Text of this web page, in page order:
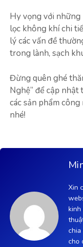
Hy vọng với những
lọc không khí chi
lý các vấn đề
trong lành, sạch
Đừng quên ghé
Nghệ” để cập
các sản phẩm
nhé!
Xin
kinh
chia
cho